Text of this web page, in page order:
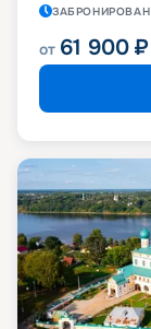
ЗАБРОНИРОВАН
от 61 900 ₽